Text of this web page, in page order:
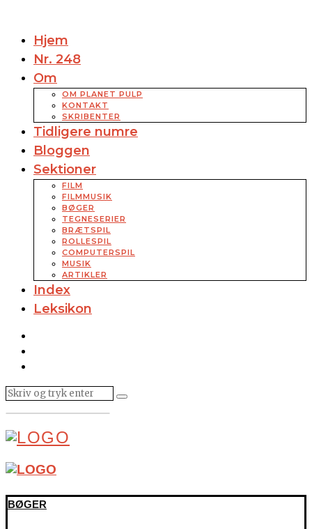
Hjem
Nr. 248
Om
OM PLANET PULP
KONTAKT
SKRIBENTER
Tidligere numre
Bloggen
Sektioner
FILM
FILMMUSIK
BØGER
TEGNESERIER
BRÆTSPIL
ROLLESPIL
COMPUTERSPIL
MUSIK
ARTIKLER
Index
Leksikon
BØGER